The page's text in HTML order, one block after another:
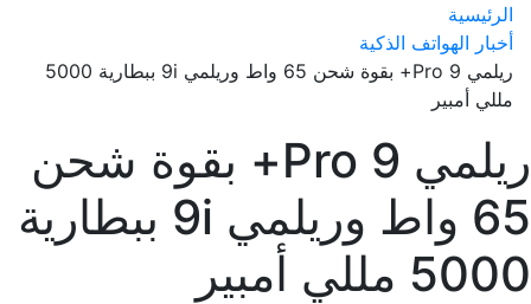
الرئيسية
أخبار الهواتف الذكية
ريلمي 9 Pro+ بقوة شحن 65 واط وريلمي 9i ببطارية 5000
مللي أمبير
ريلمي 9 Pro+ بقوة شحن
65 واط وريلمي 9i ببطارية
5000 مللي أمبير